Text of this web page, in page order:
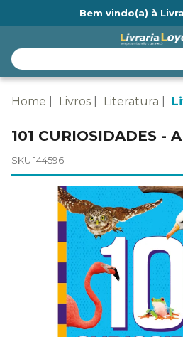
Bem vindo(a) à
Home Livros Literatura
101 CURIOSIDADES -
SKU 144596